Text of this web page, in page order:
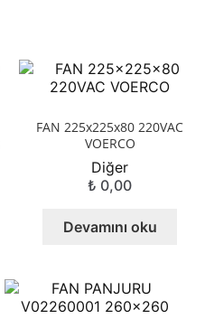
FAN 225x225x80 220VAC
VOERCO
Diğer
₺ 0,00
Devamını oku